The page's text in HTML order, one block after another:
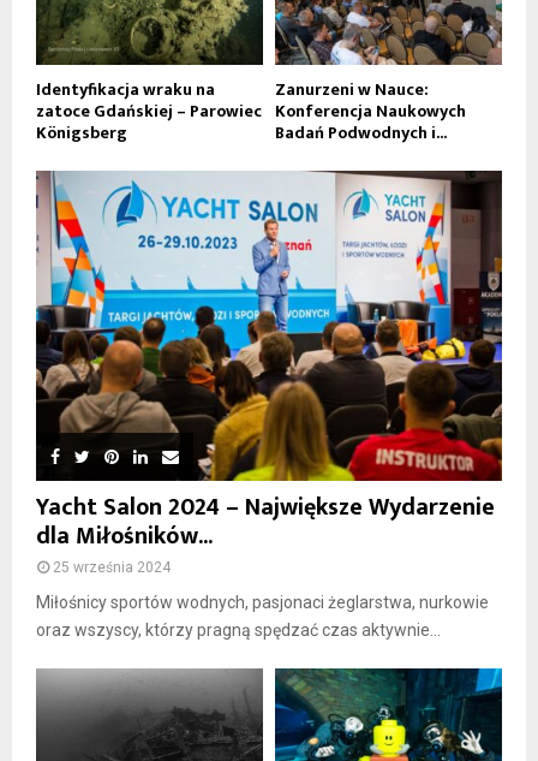
Identyfikacja wraku na
zatoce Gdańskiej – Parowiec
Königsberg
Zanurzeni w Nauce:
Konferencja Naukowych
Badań Podwodnych i...
Yacht Salon 2024 – Największe Wydarzenie
dla Miłośników...
25 września 2024
Miłośnicy sportów wodnych, pasjonaci żeglarstwa, nurkowie
oraz wszyscy, którzy pragną spędzać czas aktywnie...